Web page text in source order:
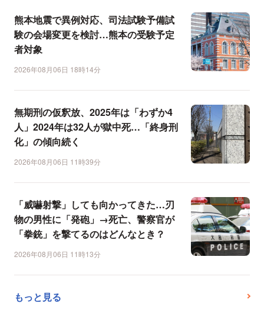
熊本地震で異例対応、司法試験予備試
験の会場変更を検討…熊本の受験予定
者対象
2026年08月06日 18時14分
無期刑の仮釈放、2025年は「わずか4
人」2024年は32人が獄中死…「終身刑
化」の傾向続く
2026年08月06日 11時39分
「威嚇射撃」しても向かってきた…刃
物の男性に「発砲」→死亡、警察官が
「拳銃」を撃てるのはどんなとき？
2026年08月06日 11時13分
もっと見る